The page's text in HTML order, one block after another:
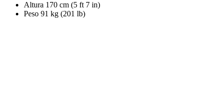
Altura 170 cm (5 ft 7 in)
Peso 91 kg (201 lb)